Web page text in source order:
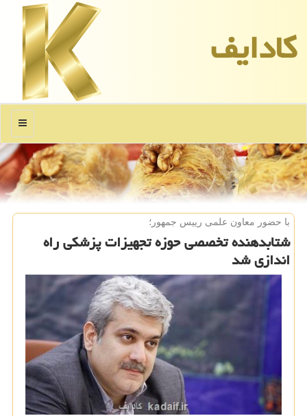
كادایف
منو
با حضور معاون علمی رییس جمهور؛
شتابدهنده تخصصی حوزه تجهیزات پزشكی راه
اندازی شد